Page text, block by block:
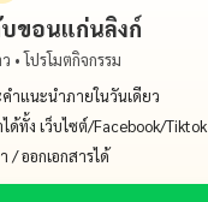
ขอนแก่นลิงก์
• โปรโมตกิจกรรม
คำแนะนำภายในวันเดียว
ด้ทั้ง เว็บไซต์/Facebook/Tiktok
/ ออกเอกสารได้